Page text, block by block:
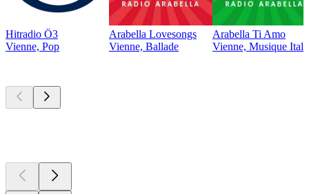
Hitradio Ö3
Vienne, Pop
Arabella Lovesongs
Vienne, Ballade
Arabella Ti Amo
Vienne, Musique